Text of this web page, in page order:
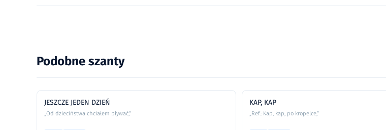
Podobne szanty
JESZCZE JEDEN DZIEŃ
„Od dzieciństwa chciałem pływać,”
KAP, KAP
„Ref.: Kap, kap, po kropelce,”